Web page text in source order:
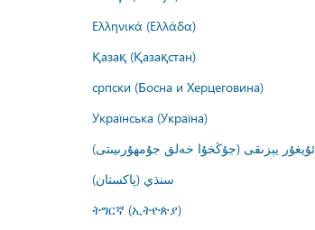
Ελληνικά (Ελλάδα)
Қазақ (Қазақстан)
српски (Босна и Херцеговина)
Українська (Україна)
ئۇيغۇر يېزىقى (جۇڭخۇا خەلق جۇمھۇرىيىتى)
سنڌي (پاکستان)
ትግርኛ (ኢትዮጵያ)